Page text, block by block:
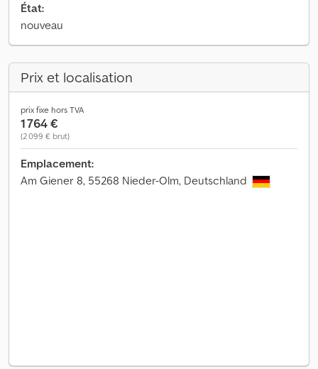
État:
nouveau
Prix et localisation
prix fixe hors TVA
1 764 €
(2 099 € brut)
Emplacement:
Am Giener 8, 55268 Nieder-Olm, Deutschland